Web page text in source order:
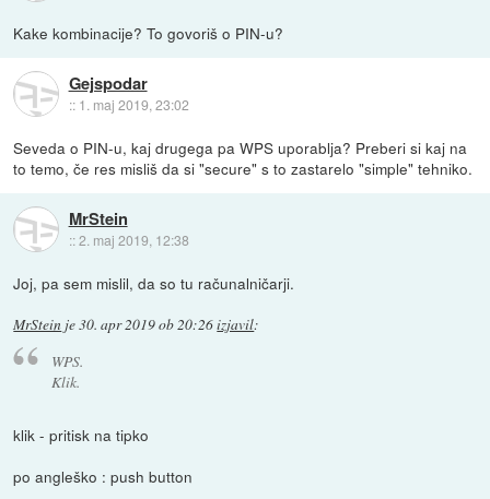
Kake kombinacije? To govoriš o PIN-u?
Gejspodar
:: 1. maj 2019, 23:02
Seveda o PIN-u, kaj drugega pa WPS uporablja? Preberi si kaj na
to temo, če res misliš da si "secure" s to zastarelo "simple" tehniko.
MrStein
::2. maj 2019, 12:38
Joj, pa sem mislil, da so tu računalničarji.
MrStein je30. apr 2019 ob 20:26izjavil:
WPS.
Klik.
klik - pritisk na tipko
po angleško : push button